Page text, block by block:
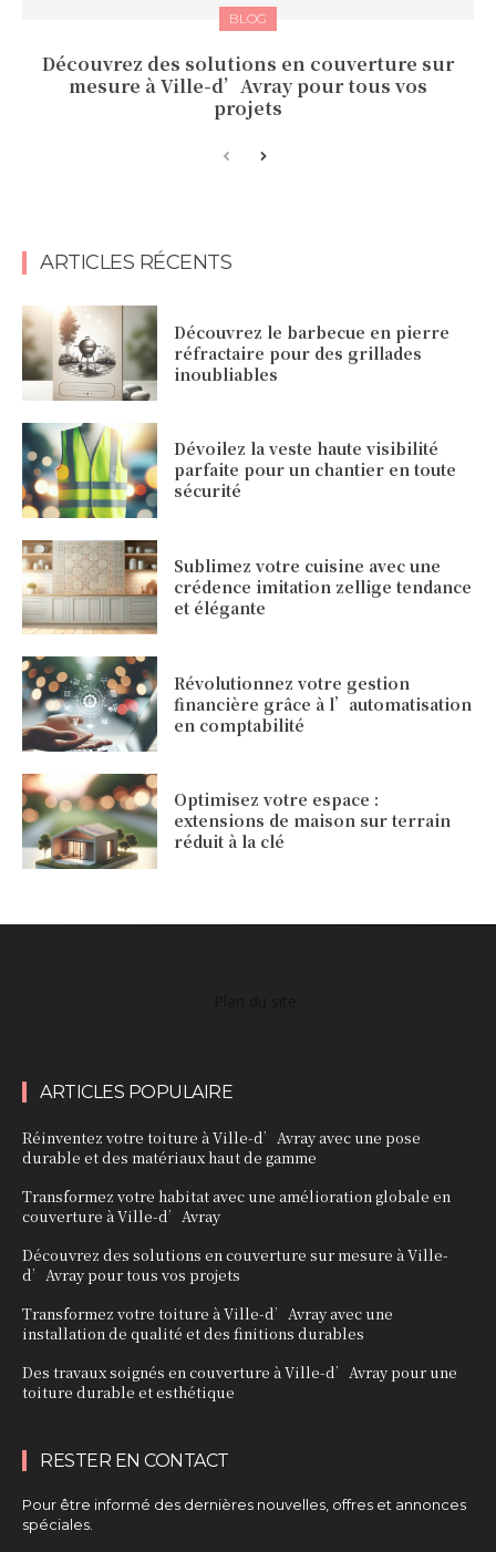
BLOG
Découvrez des solutions en couverture sur
mesure à Ville-d’Avray pour tous vos
projets
ARTICLES RÉCENTS
Découvrez le barbecue en pierre
réfractaire pour des grillades
inoubliables
Dévoilez la veste haute visibilité
parfaite pour un chantier en toute
sécurité
Sublimez votre cuisine avec une
crédence imitation zellige tendance
et élégante
Révolutionnez votre gestion
financière grâce à l’automatisation
en comptabilité
Optimisez votre espace :
extensions de maison sur terrain
réduit à la clé
ARTICLES POPULAIRE
Réinventez votre toiture à Ville-d’Avray avec une pose
durable et des matériaux haut de gamme
Transformez votre habitat avec une amélioration globale en
couverture à Ville-d’Avray
Découvrez des solutions en couverture sur mesure à Ville-
d’Avray pour tous vos projets
Transformez votre toiture à Ville-d’Avray avec une
installation de qualité et des finitions durables
Des travaux soignés en couverture à Ville-d’Avray pour une
toiture durable et esthétique
RESTER EN CONTACT
Pour être informé des dernières nouvelles, offres et annonces
spéciales.